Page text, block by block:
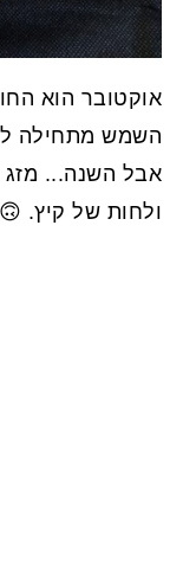
אוקטובר הוא
השמש מתחילה
אבל השנה... מזג
ולחות של קיץ. 🙃